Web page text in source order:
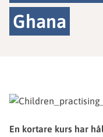
Ghana
En kortare kurs har